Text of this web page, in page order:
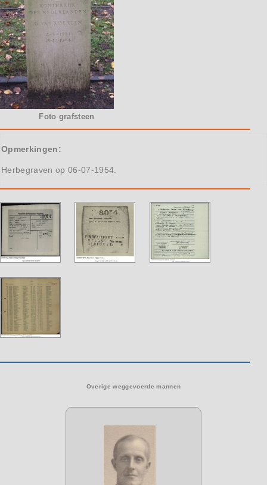
Foto grafsteen
Opmerkingen:
Herbegraven op 06-07-1954.
Overige weggevoerde mannen